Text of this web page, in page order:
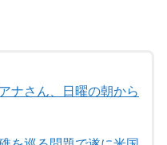
ナさん、日曜の朝から